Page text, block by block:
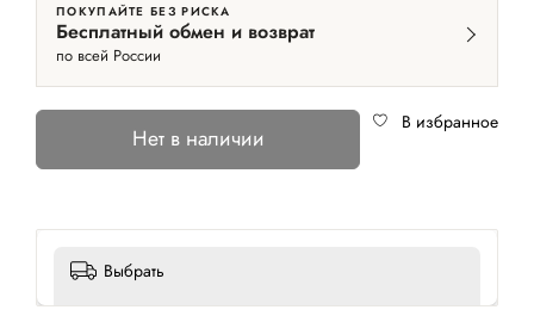
ПОКУПАЙТЕ БЕЗ РИСКА
Бесплатный обмен и возврат
по всей России
Нет в наличии
В избранное
Выбрать